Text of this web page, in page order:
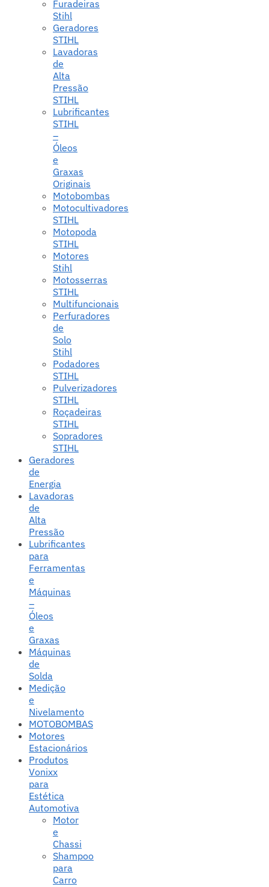
Furadeiras
Stihl
Geradores
STIHL
Lavadoras
de
Alta
Pressão
STIHL
Lubrificantes
STIHL
–
Óleos
e
Graxas
Originais
Motobombas
Motocultivadores
STIHL
Motopoda
STIHL
Motores
Stihl
Motosserras
STIHL
Multifuncionais
Perfuradores
de
Solo
Stihl
Podadores
STIHL
Pulverizadores
STIHL
Roçadeiras
STIHL
Sopradores
STIHL
Geradores
de
Energia
Lavadoras
de
Alta
Pressão
Lubrificantes
para
Ferramentas
e
Máquinas
–
Óleos
e
Graxas
Máquinas
de
Solda
Medição
e
Nivelamento
MOTOBOMBAS
Motores
Estacionários
Produtos
Vonixx
para
Estética
Automotiva
Motor
e
Chassi
Shampoo
para
Carro